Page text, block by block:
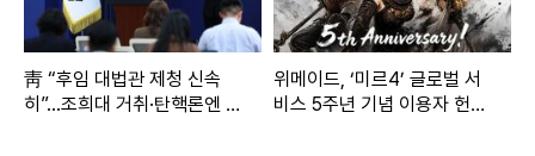
靑 “후임 대법관 제청 신속
히”...조희대 거취·탄핵론엔 거
위메이드, ‘미르4’ 글로벌 서
비스 5주년 기념 이용자 헌정